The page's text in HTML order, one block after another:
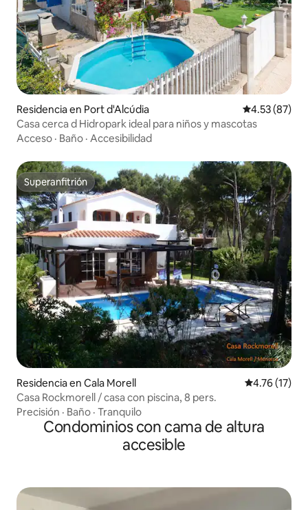
Residencia en Port d'Alcúdia Calificación
4.53 (87)
Casa cerca d Hidropark ideal para niños y mascotas
Acceso · Baño · Accesibilidad
Superanfitrión
Superanfitrión
Residencia en Cala Morell Calificación
4.76 (17)
Casa Rockmorell / casa con piscina, 8 pers.
Precisión · Baño · Tranquilo
Condominios con cama de altura
accesible